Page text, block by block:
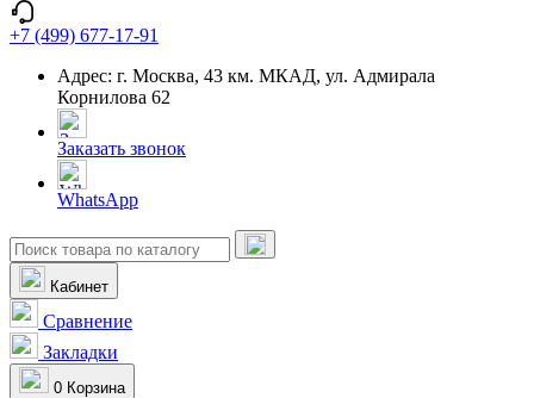
+7 (499) 677-17-91
Адрес: г. Москва, 43 км. МКАД, ул. Адмирала
Корнилова 62
Заказать звонок
WhatsApp
Кабинет
Сравнение
Закладки
0 Корзина